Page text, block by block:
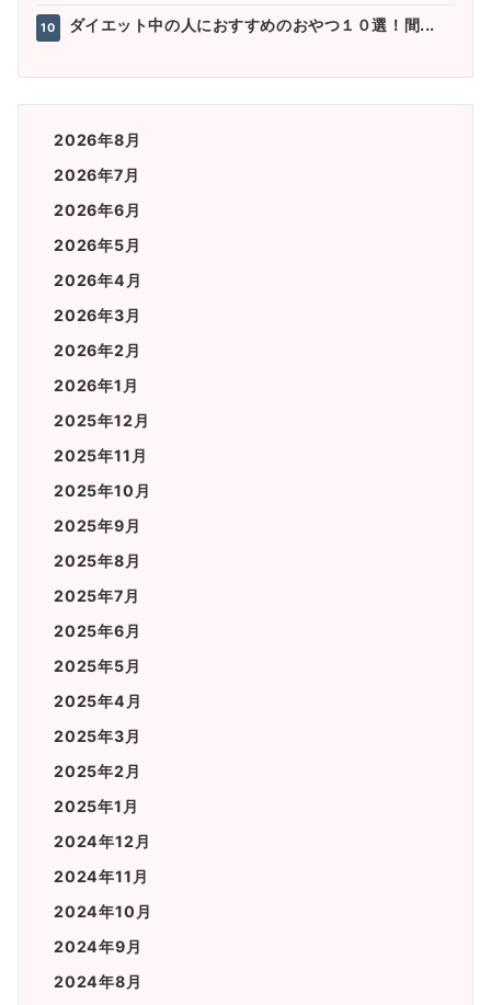
10 ダイエット中の人におすすめのおやつ１０選！間...
2026年8月
2026年7月
2026年6月
2026年5月
2026年4月
2026年3月
2026年2月
2026年1月
2025年12月
2025年11月
2025年10月
2025年9月
2025年8月
2025年7月
2025年6月
2025年5月
2025年4月
2025年3月
2025年2月
2025年1月
2024年12月
2024年11月
2024年10月
2024年9月
2024年8月